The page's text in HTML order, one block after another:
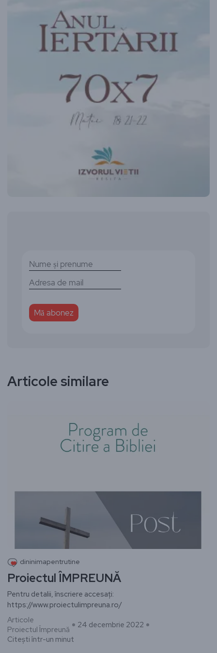
Articole similare
dininimapentrutine
Proiectul ÎMPREUNĂ
Pentru detalii, înscriere accesați:
https://www.proiectulimpreuna.ro/
Articole
Proiectul Împreună
24 decembrie 2022
Citești într-un minut